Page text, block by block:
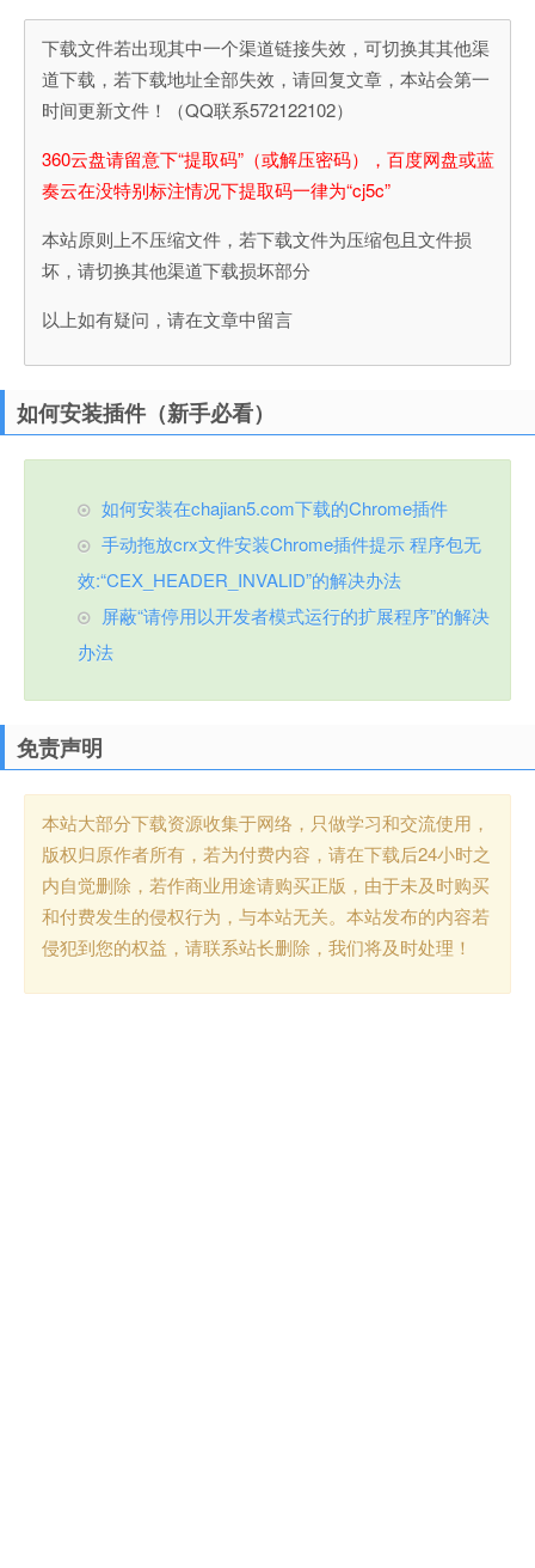
下载文件若出现其中一个渠道链接失效，可切换其其他渠
道下载，若下载地址全部失效，请回复文章，本站会第一
时间更新文件！（QQ联系572122102）
360云盘请留意下“提取码”（或解压密码），百度网盘或蓝
奏云在没特别标注情况下提取码一律为“cj5c”
本站原则上不压缩文件，若下载文件为压缩包且文件损
坏，请切换其他渠道下载损坏部分
以上如有疑问，请在文章中留言
如何安装插件（新手必看）
如何安装在chajian5.com下载的Chrome插件
手动拖放crx文件安装Chrome插件提示 程序包无
效:“CEX_HEADER_INVALID”的解决办法
屏蔽“请停用以开发者模式运行的扩展程序”的解决
办法
免责声明
本站大部分下载资源收集于网络，只做学习和交流使用，
版权归原作者所有，若为付费内容，请在下载后24小时之
内自觉删除，若作商业用途请购买正版，由于未及时购买
和付费发生的侵权行为，与本站无关。本站发布的内容若
侵犯到您的权益，请联系站长删除，我们将及时处理！